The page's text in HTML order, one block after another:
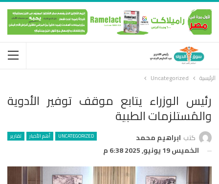
الرئيسية Uncategorized
رئيس الوزراء يتابع موقف توفير الأدوية
والمُستلزمات الطبية
UNCATEGORIZED أهم الأخبار تقارير كتب ابراهيم محمد
الخميس 19 يونيو, 2025 6:38 م